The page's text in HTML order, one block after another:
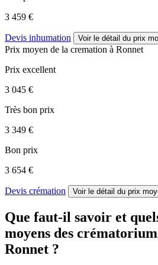
3 459 €
Devis inhumation Voir le détail du prix
Prix moyen de la cremation à Ronnet
Prix excellent
3 045 €
Très bon prix
3 349 €
Bon prix
3 654 €
Devis crémation Voir le détail du prix
Que faut-il savoir et
moyens des
Ronnet ?